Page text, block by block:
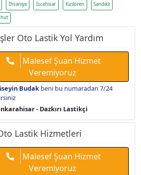
İhsaniye İscehisar Kızılören Sandıklı
Oto Lastik Yol Yardım
Malesef Şuan Hizmet
Veremiyoruz
Budak beni bu numaradan 7/24
- Dazkırı Lastikçi
Lastik Hizmetleri
Malesef Şuan Hizmet
Veremiyoruz